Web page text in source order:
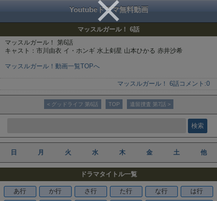
Youtubeドラマ無料動画
マッスルガール！ 6話
マッスルガール！ 第6話
キャスト：市川由衣 イ・ホンギ 水上剣星 山本ひかる 赤井沙希
マッスルガール！動画一覧TOPへ
マッスルガール！ 6話 コメント:0
< グッドライフ 第6話 TOP 遺留捜査 第7話 >
日 月 火 水 木 金 土 他
ドラマタイトル一覧
あ行 か行 さ行 た行 な行
は行